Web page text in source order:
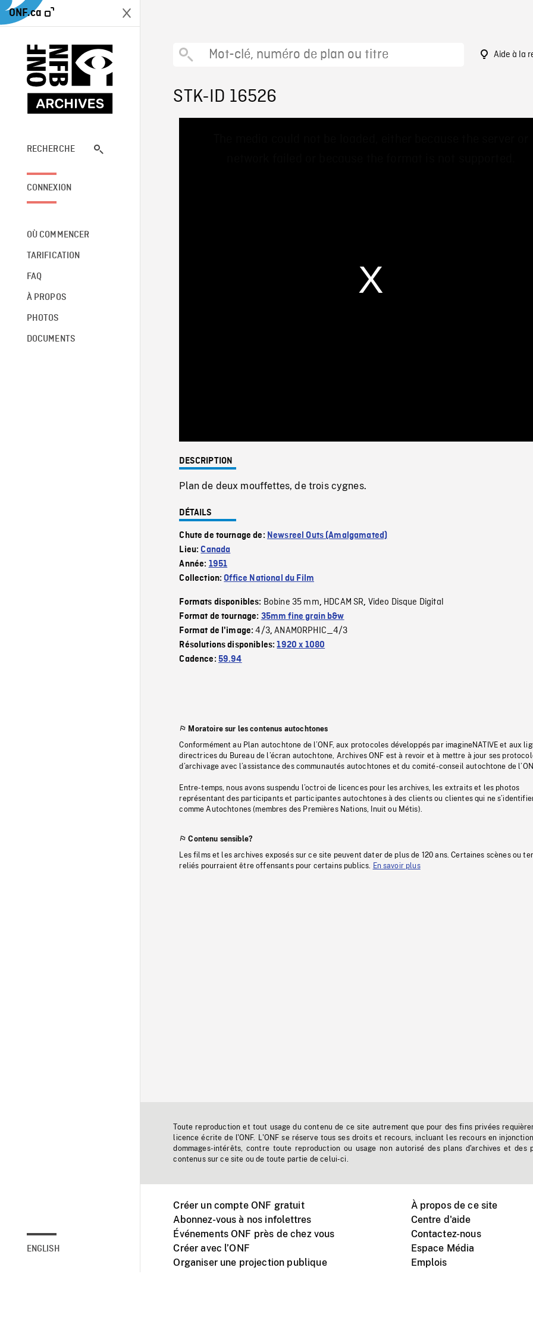
ONF.ca
RECHERCHE
CONNEXION
OÙ COMMENCER
TARIFICATION
FAQ
À PROPOS
PHOTOS
DOCUMENTS
ENGLISH
Aide à la
STK-ID 16526
0%
DESCRIPTION
Plan de deux mouffettes, de trois cygnes.
DÉTAILS
Chute de tournage de: Newsreel Outs (Amalgamated)
Lieu:Canada
Année: 1951
Collection:Office National du Film
Formats disponibles: Bobine 35 mm, HDCAM SR, Video Disque Digital
Format de tournage: 35mm fine grain b&w
Format de l'image:4/3,ANAMORPHIC_4/3
Résolutions disponibles:1920 x 1080
Cadence: 59.94
Moratoire sur les contenus autochtones
Conformément au Plan autochtone de l’ONF, aux protocoles développés par imagineNATIVE et aux
directrices du Bureau de l’écran autochtone, Archives ONF est à revoir et à mettre à jour ses
d’archivage avec l’assistance des communautés autochtones et du comité-conseil autochtone de
Entre-temps, nous avons suspendu l’octroi de licences pour les archives, les extraits et les photos
représentant des participants et participantes autochtones à des clients ou clientes qui ne
comme Autochtones (membres des Premières Nations, Inuit ou Métis).
Contenu sensible?
Les films et les archives exposés sur ce site peuvent dater de plus de 120 ans. Certaines scènes ou
reliés pourraient être offensants pour certains publics.
En savoir plus
Toute reproduction et tout usage du contenu de ce site autrement que pour des fins privées
licence écrite de l'ONF. L'ONF se réserve tous ses droits et recours, incluant les recours en
dommages-intérêts, contre toute reproduction ou usage non autorisé des plans d'archives et des
contenus sur ce site ou de toute partie de celui-ci.
Créer un compte ONF gratuit
Abonnez-vous à nos infolettres
Événements ONF près de chez vous
Créer avec l’ONF
Organiser une projection publique
À propos de ce site
Centre d'aide
Contactez-nous
Espace Média
Emplois